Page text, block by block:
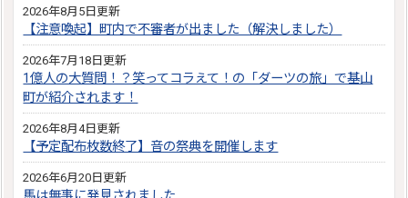
2026年8月5日更新
【注意喚起】町内で不審者が出ました（解決しました）
2026年7月18日更新
1億人の大質問！？笑ってコラえて！の「ダーツの旅」で基山
町が紹介されます！
2026年8月4日更新
【予定配布枚数終了】音の祭典を開催します
2026年6月20日更新